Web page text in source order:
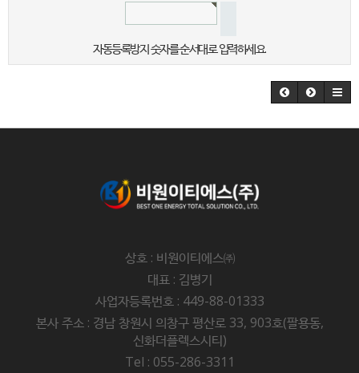
자동등록방지 숫자를 순서대로 입력하세요.
상호 : 비원이티에스㈜
대표 : 김병기
사업자등록번호 : 449-88-01333
본사 주소 : 경남 창원시 의창구 평산로 33, 903호(팔용동,
신화더플렉스시티)
Tel : 055-286-3311